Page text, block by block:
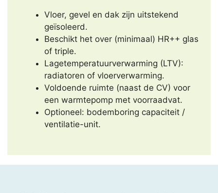
Vloer, gevel en dak zijn uitstekend
geïsoleerd.
Beschikt het over (minimaal) HR++ glas
of triple.
Lagetemperatuurverwarming (LTV):
radiatoren of vloerverwarming.
Voldoende ruimte (naast de CV) voor
een warmtepomp met voorraadvat.
Optioneel: bodemboring capaciteit /
ventilatie-unit.